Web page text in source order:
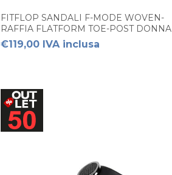
FITFLOP SANDALI F-MODE WOVEN-
RAFFIA FLATFORM TOE-POST DONNA
€119,00 IVA inclusa